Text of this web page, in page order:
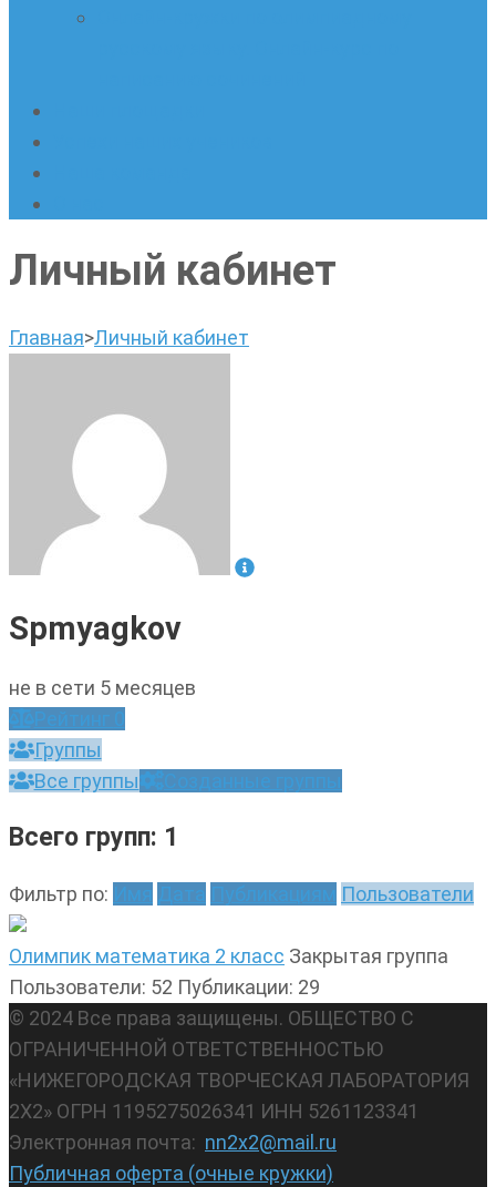
Личный кабинет
Главная>Личный кабинет
Spmyagkov
не в сети 5 месяцев
Рейтинг 0
Группы
Все группы
Созданные группы
Всего групп: 1
Фильтр по: Имя Дата Публикациям Пользователи
Олимпик математика 2 класс Закрытая группа
Пользователи: 52 Публикации: 29
© 2024 Все права защищены. ОБЩЕСТВО С
ОГРАНИЧЕННОЙ ОТВЕТСТВЕННОСТЬЮ
«НИЖЕГОРОДСКАЯ ТВОРЧЕСКАЯ ЛАБОРАТОРИЯ
2Х2» ОГРН 1195275026341 ИНН 5261123341
Электронная почта: nn2x2@mail.ru
Публичная оферта (очные кружки)